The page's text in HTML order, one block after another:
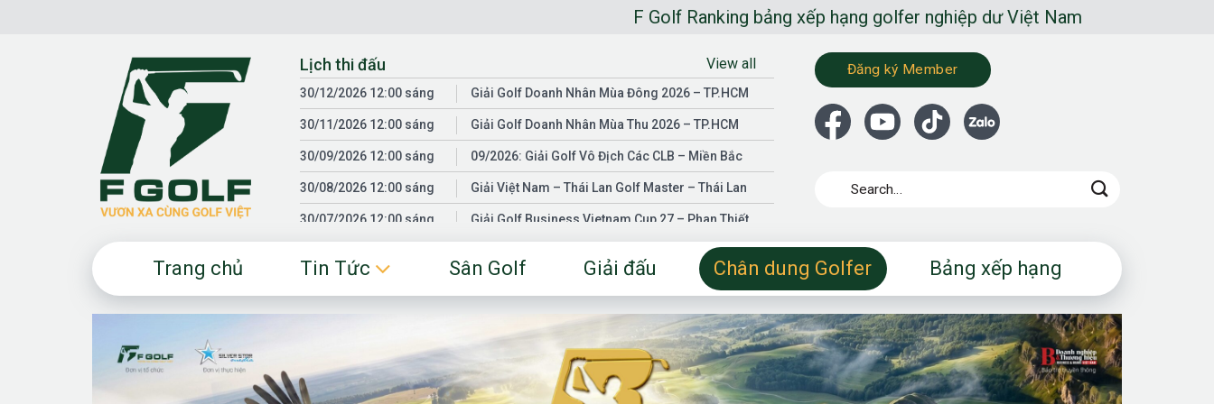
F Golf Ranking bảng xếp hạng golfer nghiệp dư Việt Nam
Lịch thi đấu View all
30/12/2026 12:00 sáng Giải Golf Doanh Nhân Mùa Đông 2026 – TP.HCM
30/11/2026 12:00 sáng Giải Golf Doanh Nhân Mùa Thu 2026 – TP.HCM
30/09/2026 12:00 sáng 09/2026: Giải Golf Vô Địch Các CLB – Miền Bắc
30/08/2026 12:00 sáng Giải Việt Nam – Thái Lan Golf Master – Thái Lan
30/07/2026 12:00 sáng Giải Golf Business Vietnam Cup 27 – Phan Thiết
Giải Golf Doanh Nhân Mùa Hè 2026 – Đồng Nai
30/01/2026 12:00 sáng
Fgolf Open Championship – Tây Ninh
18/04/2025 12:00 sáng Golf Business Vietnam Cup 25
Đăng ký Member
Trang chủ Tin Tức Sân Golf Giải đấu Chân dung Golfer Bảng xếp hạng